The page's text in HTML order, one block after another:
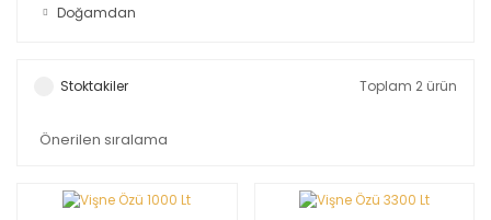
Doğamdan
Stoktakiler Toplam 2 ürün